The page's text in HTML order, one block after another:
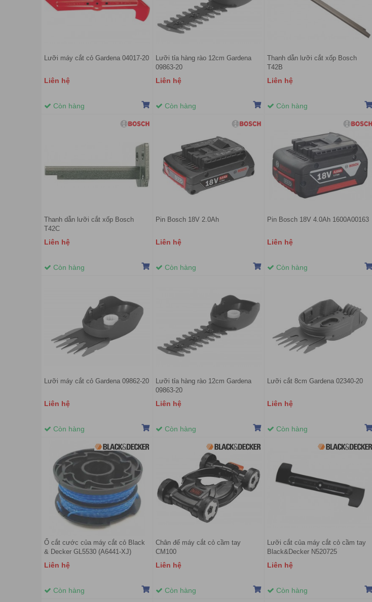
Lưỡi máy cắt cỏ Gardena 04017-20
Liên hệ
Còn hàng
Lưỡi tỉa hàng rào 12cm Gardena
09863-20
Liên hệ
Còn hàng
Thanh dẫn lưỡi cắt xốp Bosch
T42B
Liên hệ
Còn hàng
Thanh dẫn lưỡi cắt xốp Bosch
T42C
Liên hệ
Còn hàng
Pin Bosch 18V 2.0Ah
Liên hệ
Còn hàng
Pin Bosch 18V 4.0Ah 1600A00163
Liên hệ
Còn hàng
Lưỡi máy cắt cỏ Gardena 09862-20
Liên hệ
Còn hàng
Lưỡi tỉa hàng rào 12cm Gardena
09863-20
Liên hệ
Còn hàng
Lưỡi cắt 8cm Gardena 02340-20
Liên hệ
Còn hàng
Ổ cắt cước của máy cắt cỏ Black
& Decker GL5530 (A6441-XJ)
Liên hệ
Còn hàng
Chân đế máy cắt cỏ cầm tay
CM100
Liên hệ
Còn hàng
Lưỡi cắt của máy cắt cỏ cầm tay
Black&Decker N520725
Liên hệ
Còn hàng